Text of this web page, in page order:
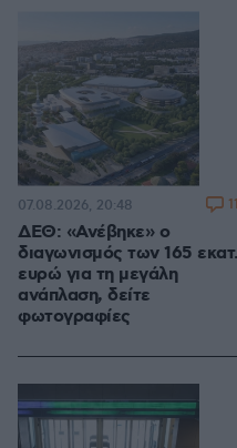
ΔΕΘ: «Ανέβηκε» ο
διαγωνισμός των 165 εκατ.
ευρώ για τη μεγάλη
ανάπλαση, δείτε
φωτογραφίες
07.08.2026, 20:48 11